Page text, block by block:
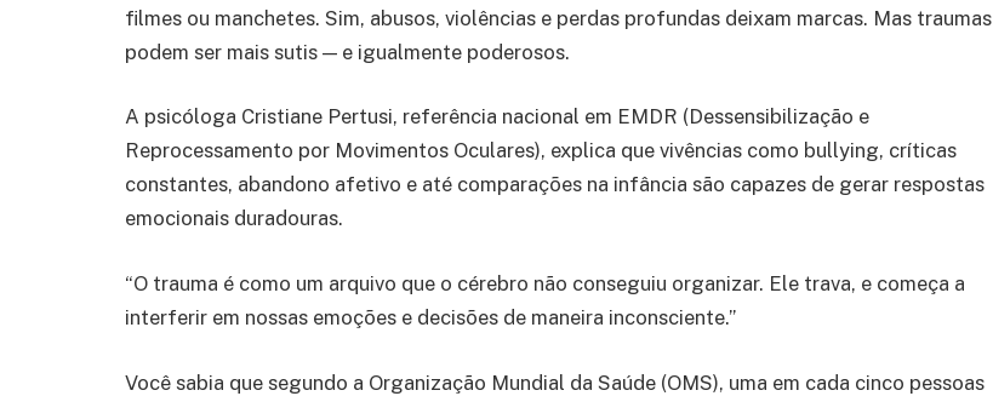
filmes ou manchetes. Sim, abusos, violências e perdas profundas deixam marcas. Mas traumas
podem ser mais sutis — e igualmente poderosos.
A psicóloga Cristiane Pertusi, referência nacional em EMDR (Dessensibilização e
Reprocessamento por Movimentos Oculares), explica que vivências como bullying, críticas
constantes, abandono afetivo e até comparações na infância são capazes de gerar respostas
emocionais duradouras.
“O trauma é como um arquivo que o cérebro não conseguiu organizar. Ele trava, e começa a
interferir em nossas emoções e decisões de maneira inconsciente.”
Você sabia que segundo a Organização Mundial da Saúde (OMS), uma em cada cinco pessoas